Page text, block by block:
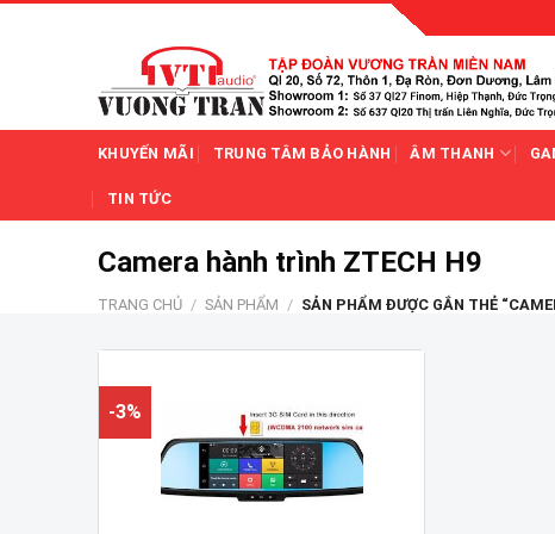
KHUYẾN MÃI TRUNG TÂM BẢO HÀNH ÂM THANH
TIN TỨC
Camera hành trình ZTECH H9
TRANG CHỦ / SẢN PHẨM / SẢN PHẨM ĐƯỢC GẮN THẺ
-3%